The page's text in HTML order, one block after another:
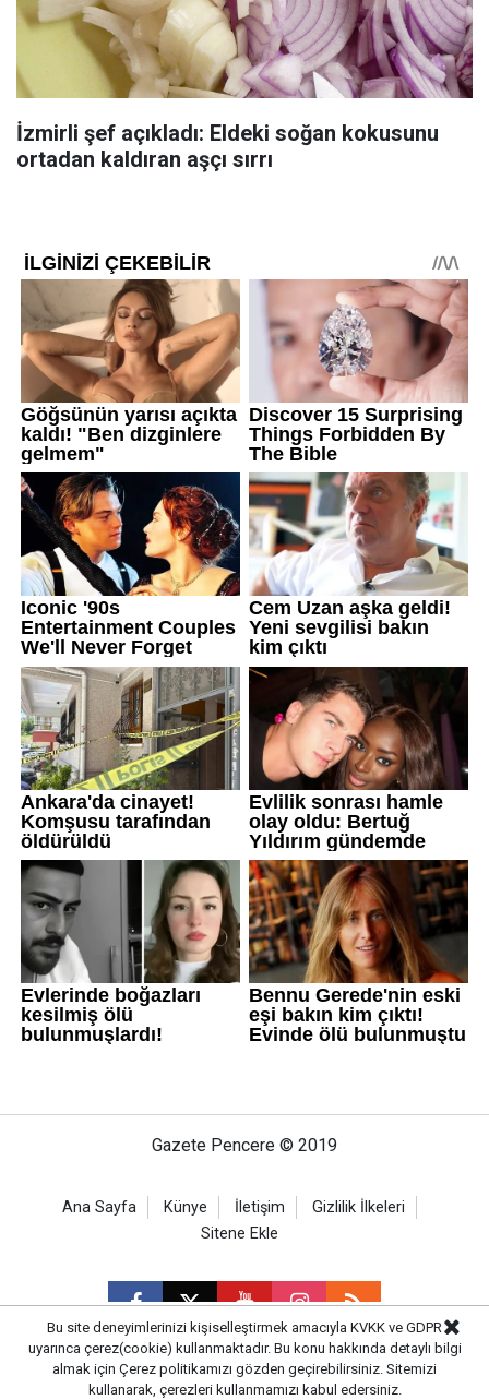
İzmirli şef açıkladı: Eldeki soğan kokusunu
ortadan kaldıran aşçı sırrı
Gazete Pencere © 2019
Ana Sayfa Künye İletişim
Gizlilik İlkeleri
Sitene Ekle
CM Bilişim
Bu site deneyimlerinizi kişiselleştirmek amacıyla KVKK ve GDPR
uyarınca çerez(cookie) kullanmaktadır. Bu konu hakkında detaylı bilgi
almak için Çerez politikamızı gözden geçirebilirsiniz. Sitemizi
kullanarak, çerezleri kullanmamızı kabul edersiniz.